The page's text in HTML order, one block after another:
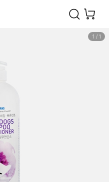
1 / 1